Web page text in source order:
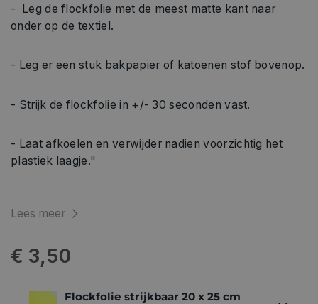
- Leg de flockfolie met de meest matte kant naar
onder op de textiel.
- Leg er een stuk bakpapier of katoenen stof bovenop.
- Strijk de flockfolie in +/- 30 seconden vast.
- Laat afkoelen en verwijder nadien voorzichtig het
plastiek laagje."
Lees meer
€ 3,50
Flockfolie strijkbaar 20 x 25 cm